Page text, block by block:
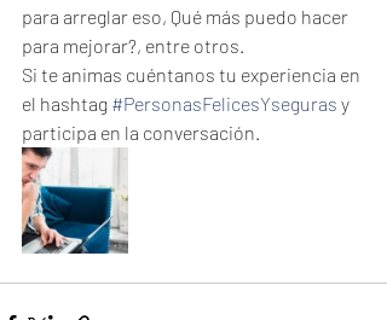
para arreglar eso, Qué más puedo hacer
para mejorar?, entre otros.
Si te animas cuéntanos tu experiencia en
el hashtag #PersonasFelicesYseguras y
participa en la conversación.